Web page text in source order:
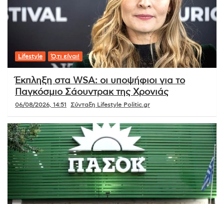
Lifestyle Ό,τι είναι!
Έκπληξη στα WSA: οι υποψήφιοι για το
Παγκόσμιο Σάουντρακ της Χρονιάς
06/08/2026, 14:51 Σύνταξη Lifestyle Politic.gr